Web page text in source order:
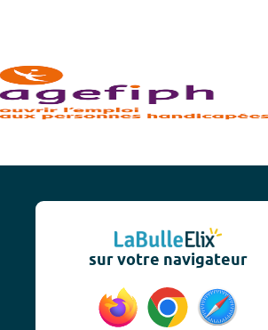
sur votre navigateur